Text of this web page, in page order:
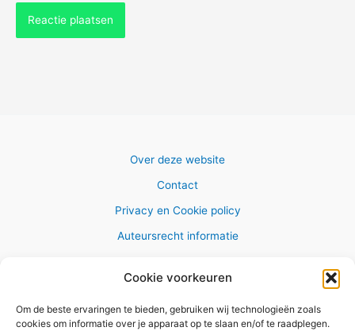
Cookie voorkeuren
Om de beste ervaringen te bieden, gebruiken wij technologieën zoals
cookies om informatie over je apparaat op te slaan en/of te raadplegen.
Over deze website
Contact
Privacy en Cookie policy
Auteursrecht informatie
Copyright © 2026 AlleWandelRoutes.nl